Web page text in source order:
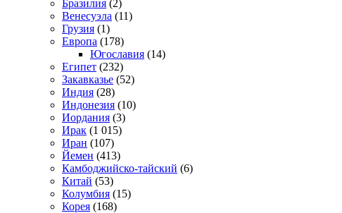
Бразилия (2)
Венесуэла (11)
Грузия (1)
Европа (178)
Югославия (14)
Египет (232)
Закавказье (52)
Индия (28)
Индонезия (10)
Иордания (3)
Ирак (1 015)
Иран (107)
Йемен (413)
Камбоджийско-тайский (6)
Китай (53)
Колумбия (15)
Корея (168)